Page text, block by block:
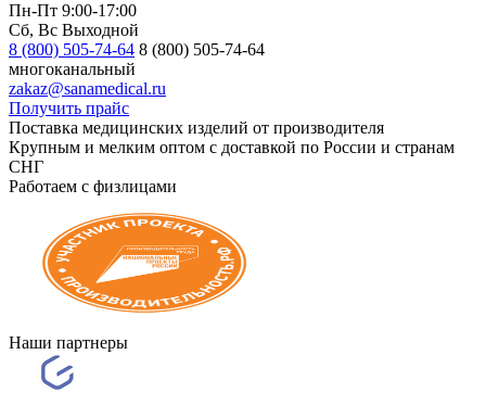
Пн-Пт 9:00-17:00
Сб, Вс Выходной
8 (800) 505-74-64 8 (800) 505-74-64
многоканальный
zakaz@sanamedical.ru
Получить прайс
Поставка медицинских изделий от производителя
Крупным и мелким оптом с доставкой по России и странам
СНГ
Работаем с физлицами
Наши партнеры